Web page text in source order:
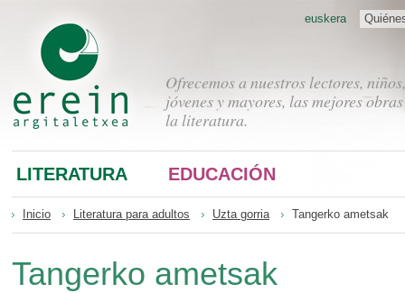
Ofrecemos a nuestros lectores, niños,
jóvenes y mayores, las mejores
la literatura.
euskera
LITERATURA EDUCACIÓN
Inicio Literatura para adultos Uzta gorria Tangerko ametsak
Tangerko ametsak